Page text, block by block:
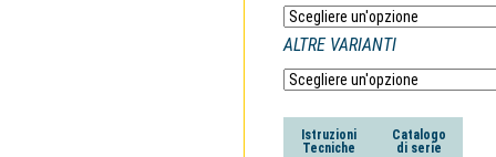
ALTRE VARIANTI
Istruzioni
Tecniche
Catalogo
di serie